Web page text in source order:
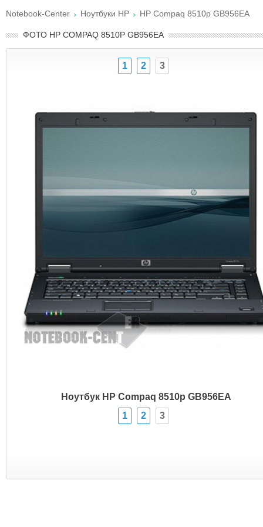
Notebook-Center Ноутбуки HP HP Compaq 8510p GB956EA
ФОТО HP COMPAQ 8510P GB956EA
1 2 3
Ноутбук HP Compaq 8510p GB956EA
1
2 3